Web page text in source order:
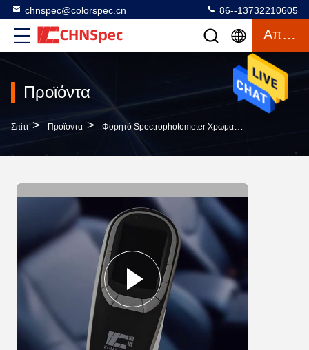
chnspec@colorspec.cn 86--13732210605
Απόσπασμα
Προϊόντα
Σπίτι > Προϊόντα > Φορητό Spectrophotometer Χρώματος